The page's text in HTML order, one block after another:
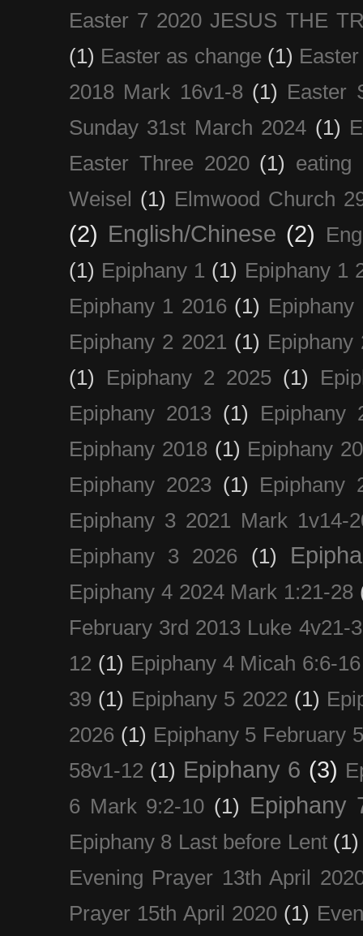
Easter 7 2020 JESUS THE
(1) Easter as change (1)
2018 Mark 16v1-8 (1) Easter
Sunday 31st March 2024 (1)
Easter Three 2020 (1) eating
Weisel (1) Elmwood Church
(2) English/Chinese (2)
(1) Epiphany 1 (1) Epiphany 1
Epiphany 1 2016 (1) Epiphany
Epiphany 2 2021 (1) Epiphany
(1)
Epiphany 2 2025 (1)
Epiphany 2013 (1)
Epiphany
Epiphany 2018 (1) Epiphany
Epiphany 2023 (1)
Epiphany
Epiphany 3 2021 Mark 1v14-
Epiphany 3 2026
(1)
Epiphany 4 2024 Mark 1:21-28
February 3rd 2013 Luke 4v21-
12 (1) Epiphany 4 Micah 6:6-16
39 (1) Epiphany 5 2022 (1)
2026 (1) Epiphany 5 February
58v1-12 (1) Epiphany 6 (3)
6 Mark 9:2-10 (1) Epiphany
Epiphany 8 Last before Lent (1)
Evening Prayer 13th April
Prayer 15th April 2020 (1)